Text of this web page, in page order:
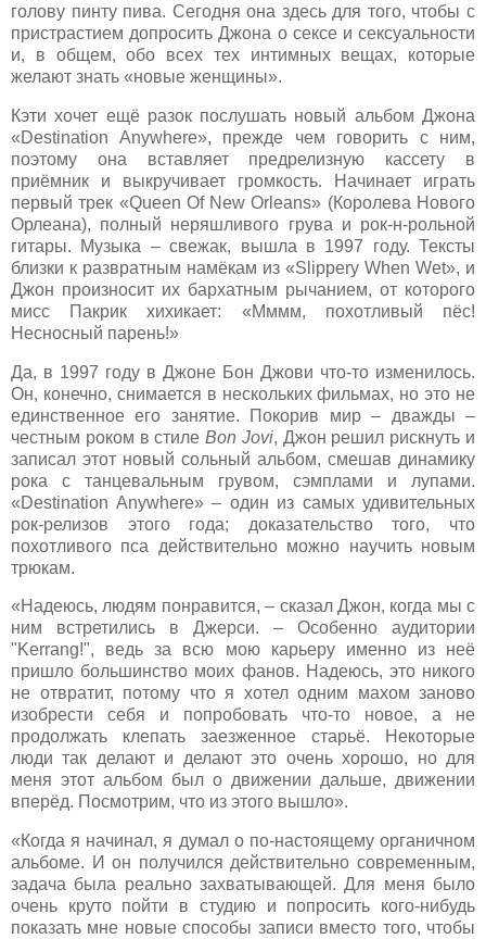
голову пинту пива. Сегодня она здесь для того, чтобы с
пристрастием допросить Джона о сексе и сексуальности
и, в общем, обо всех тех интимных вещах, которые
желают знать «новые женщины».
Кэти хочет ещё разок послушать новый альбом Джона
«Destination Anywhere», прежде чем говорить с ним,
поэтому она вставляет предрелизную кассету в
приёмник и выкручивает громкость. Начинает играть
первый трек «Queen Of New Orleans» (Королева Нового
Орлеана), полный неряшливого грува и рок-н-рольной
гитары. Музыка – свежак, вышла в 1997 году. Тексты
близки к развратным намёкам из «Slippery When Wet», и
Джон произносит их бархатным рычанием, от которого
мисс Пакрик хихикает: «Мммм, похотливый пёс!
Несносный парень!»
Да, в 1997 году в Джоне Бон Джови что-то изменилось.
Он, конечно, снимается в нескольких фильмах, но это не
единственное его занятие. Покорив мир – дважды –
честным роком в стилеBon Jovi, Джон решил рискнуть и
записал этот новый сольный альбом, смешав динамику
рока с танцевальным грувом, сэмплами и лупами.
«Destination Anywhere» – один из самых удивительных
рок-релизов этого года; доказательство того, что
похотливого пса действительно можно научить новым
трюкам.
«Надеюсь, людям понравится, – сказал Джон, когда мы с
ним встретились в Джерси. – Особенно аудитории
"Kerrang!", ведь за всю мою карьеру именно из неё
пришло большинство моих фанов. Надеюсь, это никого
не отвратит, потому что я хотел одним махом заново
изобрести себя и попробовать что-то новое, а не
продолжать клепать заезженное старьё. Некоторые
люди так делают и делают это очень хорошо, но для
меня этот альбом был о движении дальше, движении
вперёд. Посмотрим, что из этого вышло».
«Когда я начинал, я думал о по-настоящему органичном
альбоме. И он получился действительно современным,
задача была реально захватывающей. Для меня было
очень круто пойти в студию и попросить кого-нибудь
показать мне новые способы записи вместо того, чтобы